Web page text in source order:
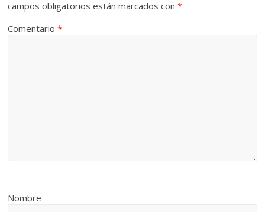
campos obligatorios están marcados con*
Comentario*
Nombre